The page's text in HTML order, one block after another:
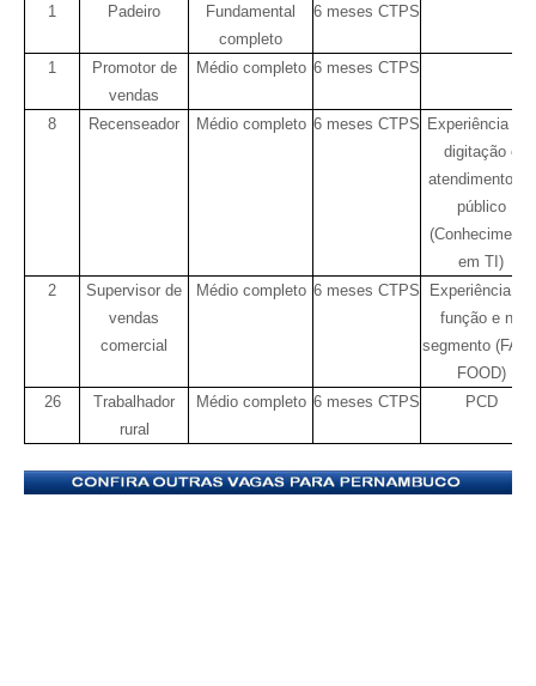
1
Padeiro
Fundamental
completo
6 meses CTPS
1
Promotor de
vendas
Médio completo 6 meses CTPS
8 Recenseador Médio completo 6 meses CTPS Experiência em
digitação e
atendimento ao
público
(Conhecimento
em TI)
2
Supervisor de
vendas
comercial
Médio completo 6 meses CTPS
Experiência na
função e no
segmento
FOOD)
26
Trabalhador
rural
Médio completo 6 meses CTPS PCD